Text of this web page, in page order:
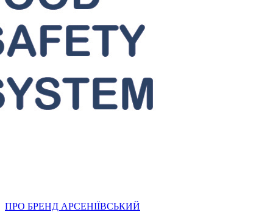
ПРО БРЕНД АРСЕНІЇВСЬКИЙ